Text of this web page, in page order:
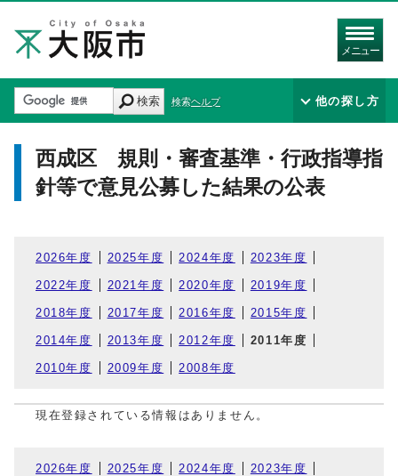
メニュー
検索 検索ヘルプ 他の探し方
西成区 規則・審査基準・行政指導指
針等で意見公募した結果の公表
2026年度 2025年度 2024年度 2023年度
2022年度 2021年度 2020年度 2019年度
2018年度 2017年度 2016年度 2015年度
2014年度 2013年度 2012年度 2011年度
2010年度 2009年度 2008年度
現在登録されている情報はありません。
2026年度 2025年度 2024年度 2023年度